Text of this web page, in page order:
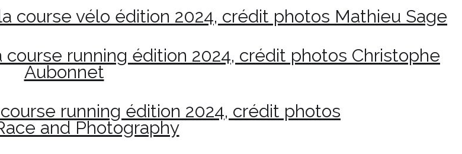
course vélo édition 2024, crédit photos Mathieu Sage
running édition 2024, crédit photos Christophe
Aubonnet
running édition 2024, crédit photos
and Photography